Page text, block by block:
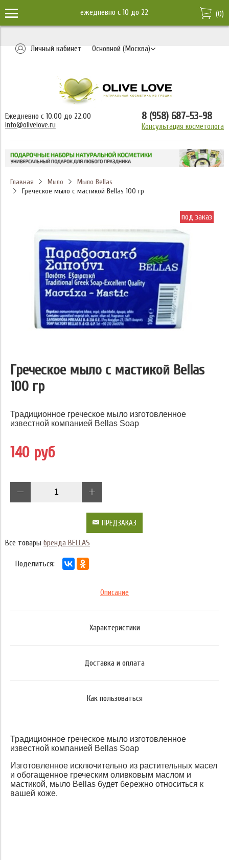
ежедневно c 10 до 22 (0)
Личный кабинет Основной (Москва)
Ежедневно с 10.00 до 22.00
info@olivelove.ru
8 (958) 687-53-98
Консультация косметолога
Главная Мыло
Мыло Bellas
Греческое мыло с мастикой Bellas 100 гр
под заказ
Греческое мыло с мастикой Bellas
100 гр
Традиционное греческое мыло изготовленное
известной компанией Bellas Soap
140 руб
ПРЕДЗАКАЗ
Все товары бренда BELLAS
Поделиться:
Описание
Характеристики
Доставка и оплата
Как пользоваться
Традиционное греческое мыло изготовленное
известной компанией Bellas Soap
Изготовленное исключительно из растительных масел
и обогащенное греческим оливковым маслом и
мастикой, мыло Bellas будет бережно относиться к
вашей коже.